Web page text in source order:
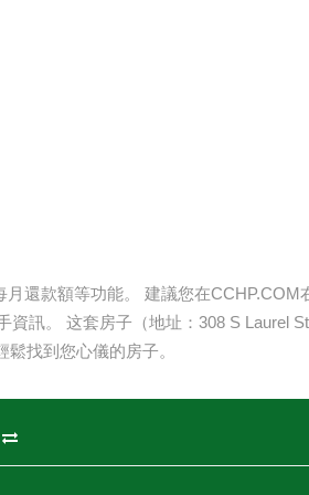
還款額等功能。 建議您在CCHP.COM
資訊。 这套房子（地址： 308 S Laurel
找到您心儀的房子。